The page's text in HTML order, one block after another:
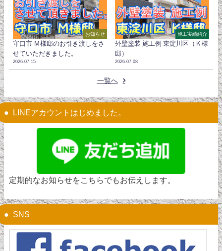
お知らせ
守口市 Ｍ様邸のお引き渡しをさ
せていただきました。
2026.07.15
施工実績紹介
外壁塗装 施工例 東淀川区（Ｋ様
邸）
2026.07.08
一覧へ
LINEアカウントはじめました。
定期的なお知らせをこちらでもお伝えします。
SNS